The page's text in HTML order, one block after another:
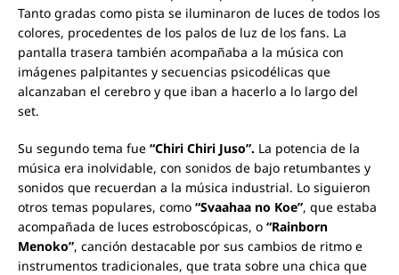
Tanto gradas como pista se iluminaron de luces de todos los
colores, procedentes de los palos de luz de los fans. La
pantalla trasera también acompañaba a la música con
imágenes palpitantes y secuencias psicodélicas que
alcanzaban el cerebro y que iban a hacerlo a lo largo del
set.
Su segundo tema fue “Chiri Chiri Juso”. La potencia de la
música era inolvidable, con sonidos de bajo retumbantes y
sonidos que recuerdan a la música industrial. Lo siguieron
otros temas populares, como “Svaahaa no Koe”, que estaba
acompañada de luces estroboscópicas, o “Rainborn
Menoko”, canción destacable por sus cambios de ritmo e
instrumentos tradicionales, que trata sobre una chica que